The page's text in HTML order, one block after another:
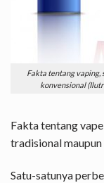
Fakta tentang
konvensional
Fakta tentang
tradisional
Satu-satunya